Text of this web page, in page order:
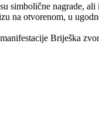
simbolične nagrade,
na otvorenom, u
Briješka